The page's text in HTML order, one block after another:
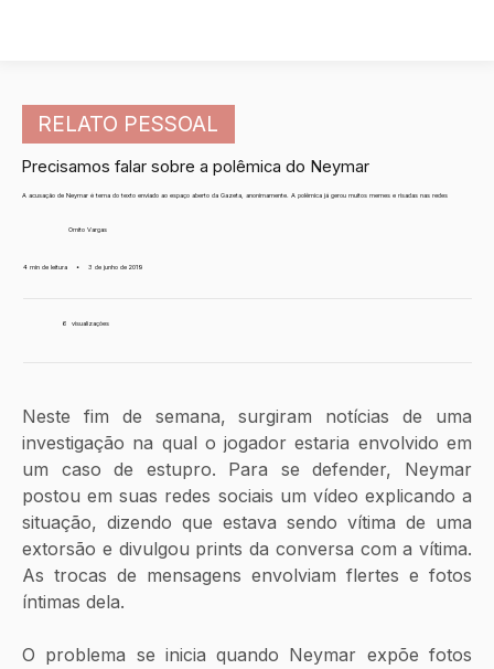
RELATO PESSOAL
Precisamos falar sobre a polêmica do Neymar
A acusação de Neymar é tema do texto enviado ao espaço aberto da Gazeta, anonimamente. A polêmica já gerou muitos memes e risadas nas redes
Ornito Vargas
4 min de leitura • 3 de junho de 2019
6 visualizações
Neste fim de semana, surgiram notícias de uma
investigação na qual o jogador estaria envolvido em
um caso de estupro. Para se defender, Neymar
postou em suas redes sociais um vídeo explicando a
situação, dizendo que estava sendo vítima de uma
extorsão e divulgou prints da conversa com a vítima.
As trocas de mensagens envolviam flertes e fotos
íntimas dela.
O problema se inicia quando Neymar expõe fotos